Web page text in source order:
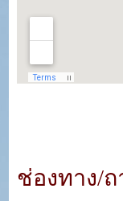
ช่องทาง/